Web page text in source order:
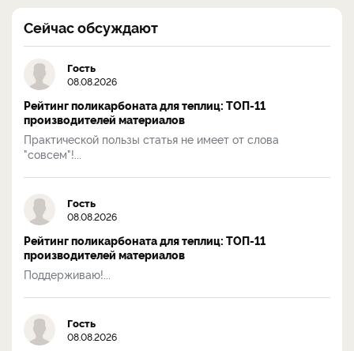
Сейчас обсуждают
Гость
08.08.2026
Рейтинг поликарбоната для теплиц: ТОП-11
производителей материалов
Практической пользы статья не имеет от слова
"совсем"!...
Гость
08.08.2026
Рейтинг поликарбоната для теплиц: ТОП-11
производителей материалов
Поддерживаю!...
Гость
08.08.2026